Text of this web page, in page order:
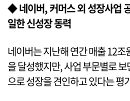
◆ 네이버, 커머스 외 성장사업
일한 신성장 동력
네이버는 지난해 연간 매출 12
을 달성했지만, 사업 부문별로
으로 성장을 견인하고 있다는 평